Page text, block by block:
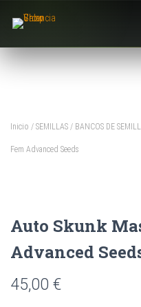
Inicio / SEMILLAS / BANCOS DE
Fem Advanced Seeds
Auto Skunk
Advanced
45,00 €